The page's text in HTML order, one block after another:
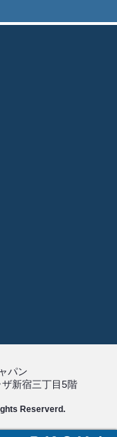
パン
新宿三丁目5階
Reserverd.